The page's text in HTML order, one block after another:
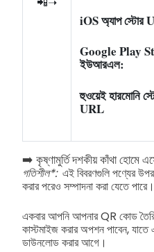
iOS অ্যাপ স্টোর
Google Play
ইউআরএল:
হুওয়েই হারমোনি
URL
➡️ কৃষ্ণামুর্তি দশকীয় কাঁথা হোমে
গতিশীল*: এই বিবরণগুলি পণ্যের
করার পরেও সম্পাদনা করা যেতে পারে।
একবার আপনি আপনার QR কোড তৈরি
কাস্টমাইজ করার অপশন পাবেন, যাতে
ডাউনলোড করার আগে।